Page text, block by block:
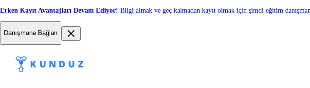
Erken Kayıt Avantajları Devam Ediyor! Bilgi almak ve geç kalmadan kayıt olmak için şimdi eğitim
Danışmana Bağlan